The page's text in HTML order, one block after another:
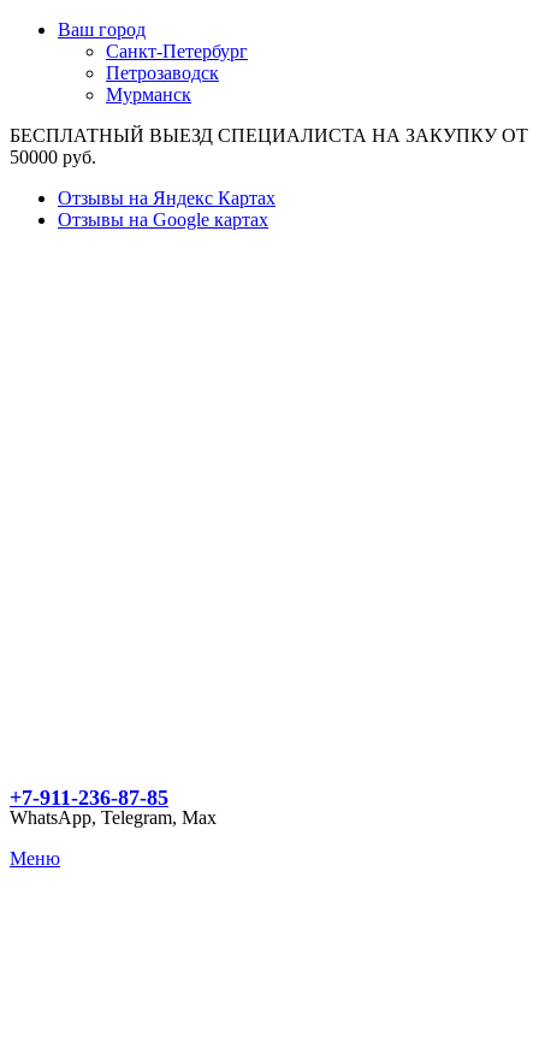
Ваш город
Санкт-Петербург
Петрозаводск
Мурманск
БЕСПЛАТНЫЙ ВЫЕЗД СПЕЦИАЛИСТА НА ЗАКУПКУ ОТ
50000 руб.
Отзывы на Яндекс Картах
Отзывы на Google картах
+7-911-236-87-85
WhatsApp, Telegram, Max
Меню